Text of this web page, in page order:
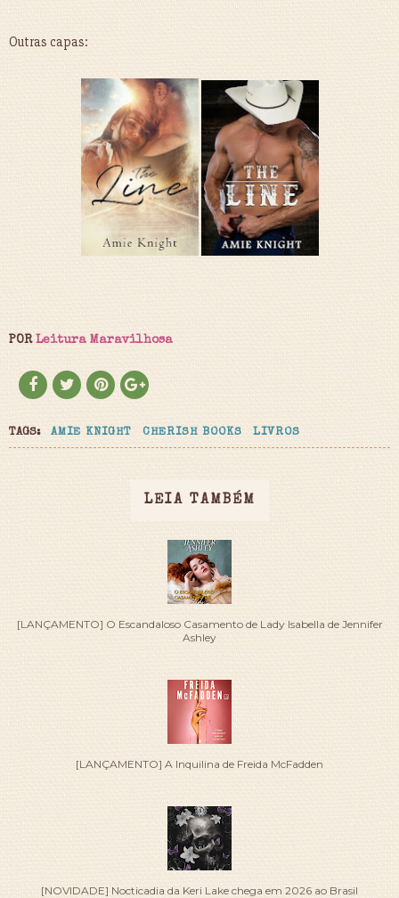
Outras capas:
PORLeitura Maravilhosa
TAGS: AMIE KNIGHT CHERISH BOOKS LIVROS
LEIA TAMBÉM
[LANÇAMENTO] O Escandaloso Casamento de Lady Isabella de Jennifer
Ashley
[LANÇAMENTO] A Inquilina de Freida McFadden
[NOVIDADE] Nocticadia da Keri Lake chega em 2026 ao Brasil